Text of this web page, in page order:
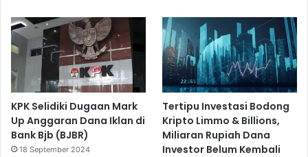
KPK Selidiki Dugaan Mark
Up Anggaran Dana Iklan di
Bank Bjb (BJBR)
18 September 2024
Tertipu Investasi Bodong
Kripto Limmo & Billions,
Miliaran Rupiah Dana
Investor Belum Kembali